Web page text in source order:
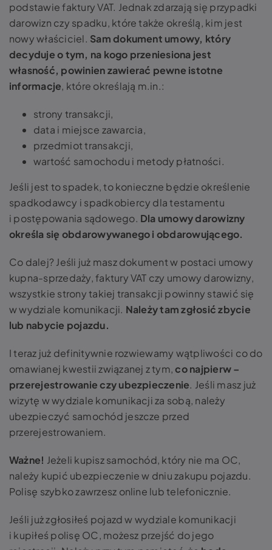
podstawie faktury VAT. Jednak zdarzają się przypadki
darowizn czy spadku, które także określą, kim jest
nowy właściciel. Sam dokument umowy, który
decyduje o tym, na kogo przeniesiona jest
własność, powinien zawierać pewne istotne
informacje, które określają m.in.:
strony transakcji,
data i miejsce zawarcia,
przedmiot transakcji,
wartość samochodu i metody płatności.
Jeśli jest to spadek, to konieczne będzie określenie
spadkodawcy i spadkobiercy dla testamentu
i postępowania sądowego. Dla umowy darowizny
określa się obdarowywanego i obdarowującego.
Co dalej? Jeśli już masz dokument w postaci umowy
kupna-sprzedaży, faktury VAT czy umowy darowizny,
wszystkie strony takiej transakcji powinny stawić się
w wydziale komunikacji. Należy tam zgłosić zbycie
lub nabycie pojazdu.
I teraz już definitywnie rozwiewamy wątpliwości co do
omawianej kwestii związanej z tym,co najpierw –
przerejestrowanie czy ubezpieczenie. Jeśli masz już
wizytę w wydziale komunikacji za sobą, należy
ubezpieczyć samochód jeszcze przed
przerejestrowaniem.
Ważne! Jeżeli kupisz samochód, który nie ma OC,
należy kupić ubezpieczenie w dniu zakupu pojazdu.
Polisę szybko zawrzesz online lub telefonicznie.
Jeśli już zgłosiłeś pojazd w wydziale komunikacji
i kupiłeś polisę OC, możesz przejść do jego